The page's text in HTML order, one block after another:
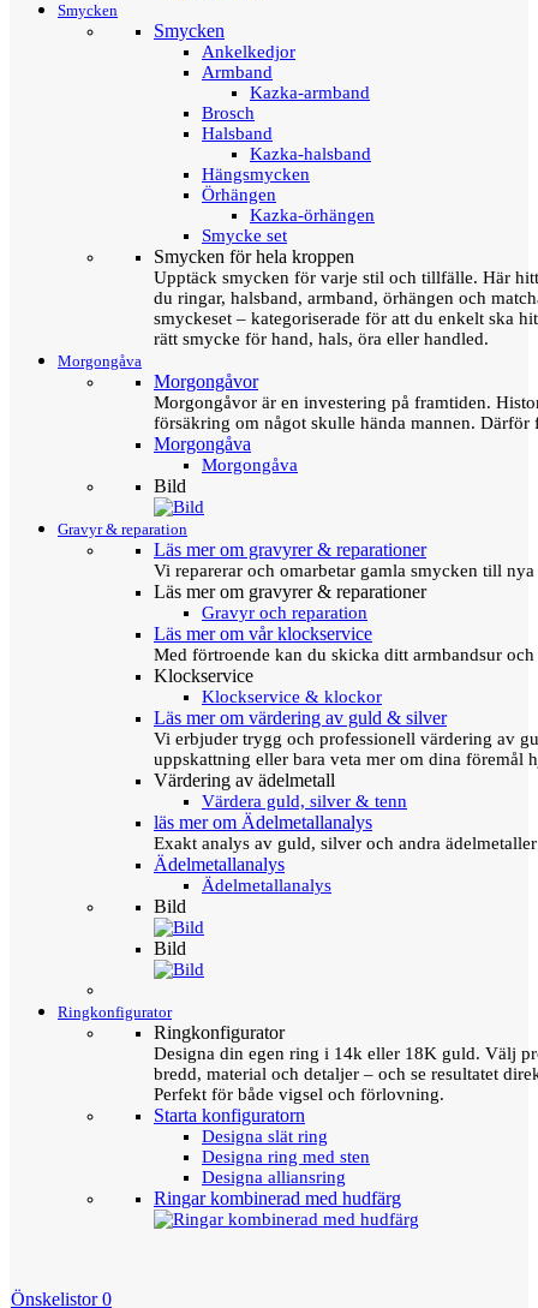
Smycken
Smycken
Ankelkedjor
Armband
Kazka-armband
Brosch
Halsband
Kazka-halsband
Hängsmycken
Örhängen
Kazka-örhängen
Smycke set
Smycken för hela kroppen
Upptäck smycken för varje stil och tillfälle. Här
du ringar, halsband, armband, örhängen och
smyckeset – kategoriserade för att du enkelt ska
rätt smycke för hand, hals, öra eller handled.
Morgongåva
Morgongåvor
Morgongåvor är en investering på framtiden.
försäkring om något skulle hända mannen.
Morgongåva
Morgongåva
Bild
Gravyr & reparation
Läs mer om gravyrer & reparationer
Vi reparerar och omarbetar gamla smycken till
Läs mer om gravyrer & reparationer
Gravyr och reparation
Läs mer om vår klockservice
Med förtroende kan du skicka ditt armbandsur
Klockservice
Klockservice & klockor
Läs mer om värdering av guld & silver
Vi erbjuder trygg och professionell värdering av
uppskattning eller bara veta mer om dina föremål
Värdering av ädelmetall
Värdera guld, silver & tenn
läs mer om Ädelmetallanalys
Exakt analys av guld, silver och andra
Ädelmetallanalys
Ädelmetallanalys
Bild
Bild
Ringkonfigurator
Ringkonfigurator
Designa din egen ring i 14k eller 18K guld. Välj
bredd, material och detaljer – och se resultatet
Perfekt för både vigsel och förlovning.
Starta konfiguratorn
Designa slät ring
Designa ring med sten
Designa alliansring
Ringar kombinerad med hudfärg
Önskelistor 0